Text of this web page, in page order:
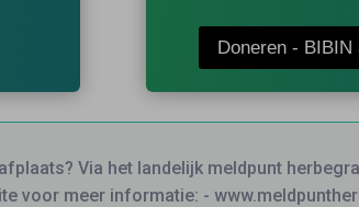
Doneren -
Via het landelijk meldpunt
voor meer informatie: -